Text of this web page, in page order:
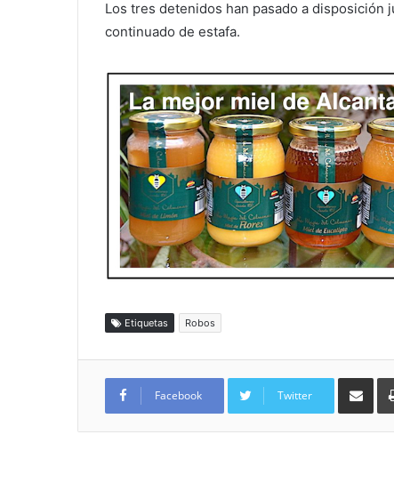
Los tres detenidos han pasado a
continuado de estafa.
Etiquetas Robos
Facebook Twitter
Compartir